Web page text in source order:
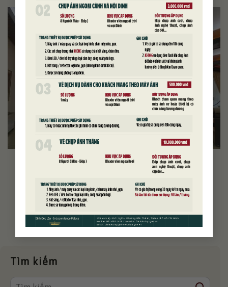
Phòng Chiếu phim và Giải trí, lầu 3
Tìm kiếm